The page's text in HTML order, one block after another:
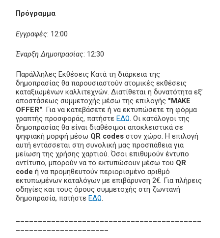
Πρόγραμμα
Εγγραφές: 12:00
Έναρξη Δημοπρασίας: 12:30
Παράλληλες Εκθέσεις Κατά τη διάρκεια της
δημοπρασίας θα παρουσιαστούν ατομικές εκθέσεις
καταξιωμένων καλλιτεχνών. Διατίθεται η δυνατότητα εξ’
αποστάσεως συμμετοχής μέσω της επιλογής "MAKE
OFFER". Για να κατεβάσετε ή να εκτυπώσετε τη φόρμα
γραπτής προσφοράς, πατήστε ΕΔΩ. Οι κατάλογοι της
δημοπρασίας θα είναι διαθέσιμοι αποκλειστικά σε
ψηφιακή μορφή μέσω QR codes στον χώρο. Η επιλογή
αυτή εντάσσεται στη συνολική μας προσπάθεια για
μείωση της χρήσης χαρτιού. Όσοι επιθυμούν έντυπο
αντίτυπο, μπορούν να το εκτυπώσουν μέσω του QR
code ή να προμηθευτούν περιορισμένο αριθμό
εκτυπωμένων καταλόγων με επιβάρυνση 2€. Για πλήρεις
οδηγίες και τους όρους συμμετοχής στη ζωντανή
δημοπρασία, πατήστε ΕΔΩ.